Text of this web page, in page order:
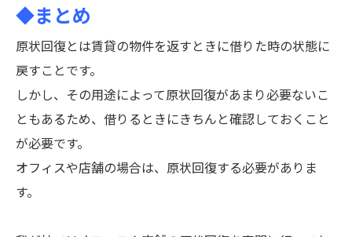
◆まとめ
原状回復とは賃貸の物件を返すときに借りた時の状態に
戻すことです。
しかし、その用途によって原状回復があまり必要ないこ
ともあるため、借りるときにきちんと確認しておくこと
が必要です。
オフィスや店舗の場合は、原状回復する必要がありま
す。